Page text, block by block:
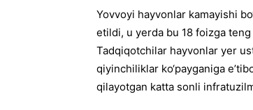
Yovvoyi hayvonlar kamayishi
etildi, u yerda bu 18 foizga teng
Tadqiqotchilar hayvonlar yer
qiyinchiliklar ko‘payganiga
qilayotgan katta sonli